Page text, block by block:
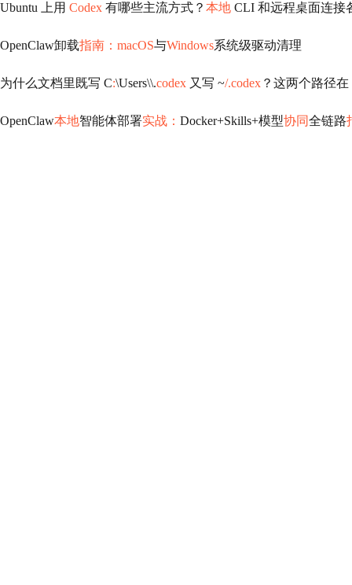
Ubuntu 上用 Codex 有哪些主流方式？ 本地 CLI 和远程桌面连接
OpenClaw卸载指南：macOS与Windows系统级驱动清理
为什么文档里既写 C:\Users\\.codex 又写 ~/.codex ？这两个路径在
OpenClaw本地智能体部署实战： Docker+Skills+模型协同全链路